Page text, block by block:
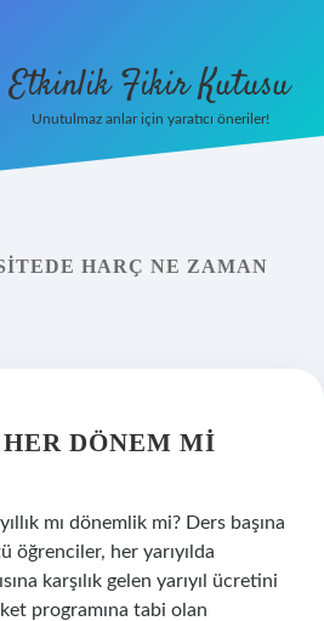
Etkinlik Fikir Kutusu
Unutulmaz anlar için yaratıcı öneriler!
HARÇ NE ZAMAN
DÖNEM MI
mı dönemlik mi? Ders başına
öğrenciler, her yarıyılda
karşılık gelen yarıyıl ücretini
programına tabi olan